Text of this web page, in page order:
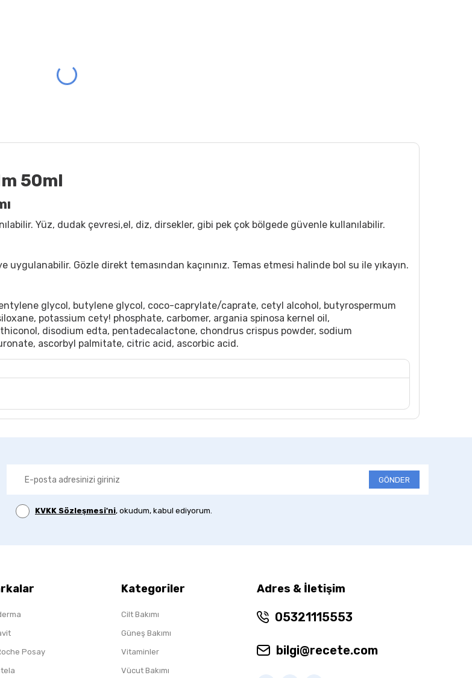
50ml
Yüz, dudak çevresi,el, diz, dirsekler, gibi pek çok bölgede güvenle kullanılabilir.
Gözle direkt temasından kaçınınız. Temas etmesi halinde bol su ile yıkayın.
glycol, butylene glycol, coco-caprylate/caprate, cetyl alcohol, butyrospermum
potassium cety! phosphate, carbomer, argania spinosa kernel oil,
disodium edta, pentadecalactone, chondrus crispus powder, sodium
ascorbyl palmitate, citric acid, ascorbic acid.
GÖNDER
KVKK Sözleşmesi'ni, okudum, kabul ediyorum.
Posay
Kategoriler
Cilt Bakımı
Güneş Bakımı
Vitaminler
Vücut Bakımı
Adres & İletişim
05321115553
bilgi@recete.com